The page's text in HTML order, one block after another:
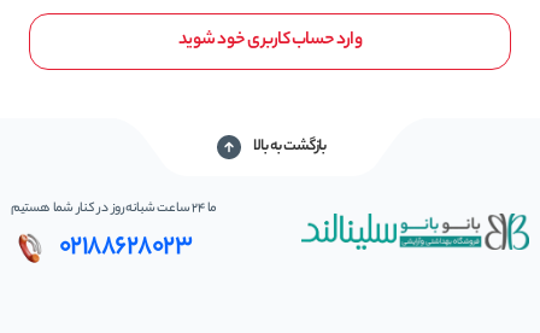
وارد حساب کاربری خود شوید
بازگشت به بالا
ما 24 ساعت شبانه‌روز در کنار شما هستیم
02188628023